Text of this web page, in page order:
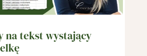
na tekst wystający